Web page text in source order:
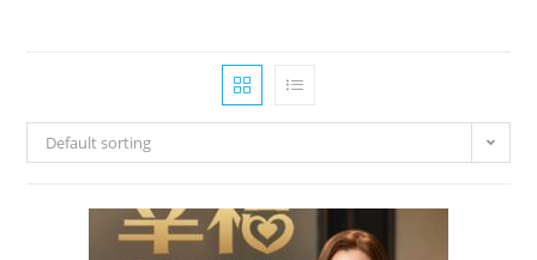
Default sorting